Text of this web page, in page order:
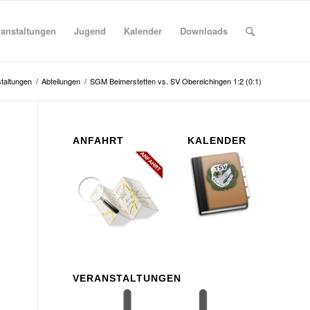
Jugend Kalender Downloads
/ Abteilungen / SGM Beimerstetten vs. SV Oberelchingen 1:2 (0:1)
ANFAHRT KALENDER
VERANSTALTUNGEN